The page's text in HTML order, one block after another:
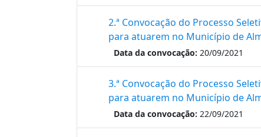
2.ª Convocação do Processo
para atuarem no Município de
Data da convocação: 20/09/2021
3.ª Convocação do Processo
para atuarem no Município de
Data da convocação: 22/09/2021